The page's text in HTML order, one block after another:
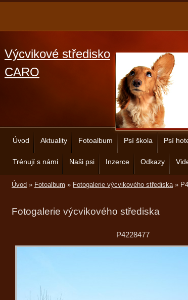
Výcvikové středisko
CARO
Úvod Aktuality Fotoalbum Psí škola Psí
Trénují s námi Naši psi Inzerce Odkazy
Úvod » Fotoalbum » Fotogalerie výcvikového střediska»
Fotogalerie výcvikového střediska
P4228477